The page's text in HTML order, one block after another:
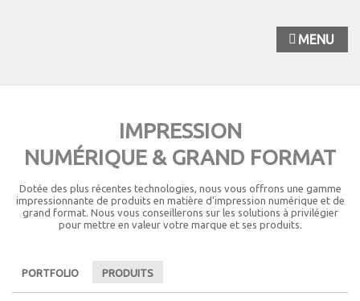
MENU
IMPRESSION
NUMÉRIQUE & GRAND FORMAT
Dotée des plus récentes technologies, nous vous offrons une gamme
impressionnante de produits en matière d’impression numérique et de
grand format. Nous vous conseillerons sur les solutions à privilégier
pour mettre en valeur votre marque et ses produits.
PORTFOLIO PRODUITS